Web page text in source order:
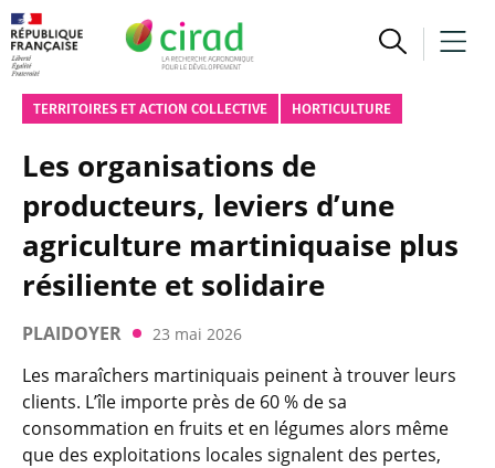
TERRITOIRES ET ACTION COLLECTIVE HORTICULTURE
Les organisations de
producteurs, leviers d’une
agriculture martiniquaise plus
résiliente et solidaire
PLAIDOYER 23 mai 2026
Les maraîchers martiniquais peinent à trouver leurs
clients. L’île importe près de 60 % de sa
consommation en fruits et en légumes alors même
que des exploitations locales signalent des pertes,